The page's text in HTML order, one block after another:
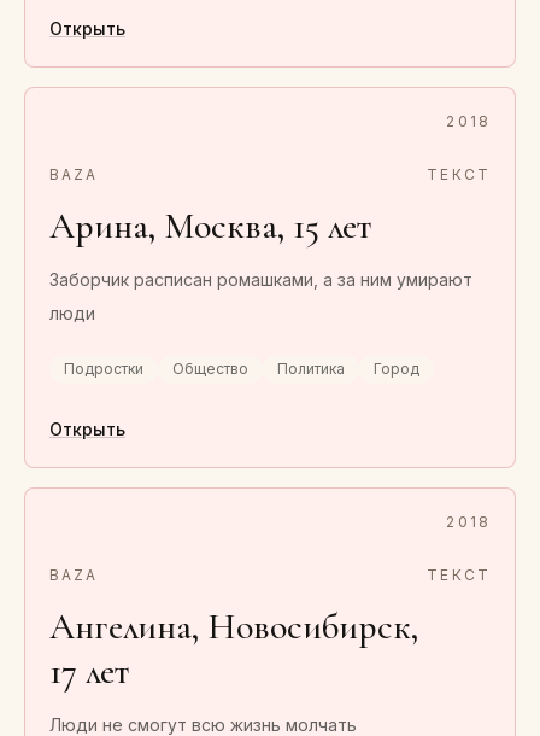
Открыть
2018
BAZA ТЕКСТ
Арина, Москва, 15 лет
Заборчик расписан ромашками, а за ним умирают
люди
Подростки Общество Политика Город
Открыть
2018
BAZA ТЕКСТ
Ангелина, Новосибирск,
17 лет
Люди не смогут всю жизнь молчать